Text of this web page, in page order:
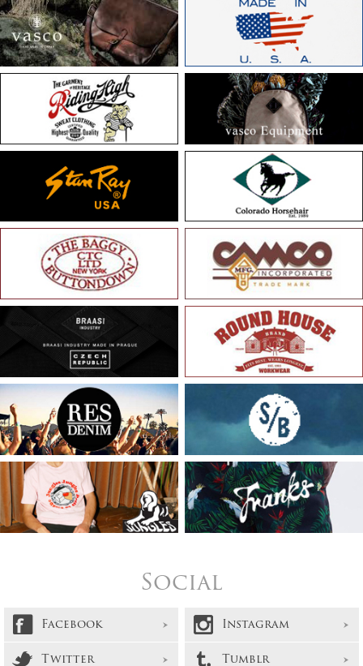
Social
Facebook
Instagram
Twitter
Tumblr